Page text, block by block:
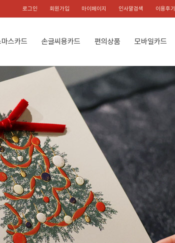
로그인 회원가입 마이페이지 인사말검색 이용후기
스카드 손글씨용카드 편의상품 모바일카드